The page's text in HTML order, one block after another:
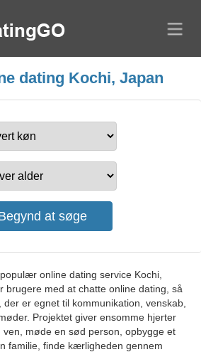
dating Kochi, Japan
online dating service Kochi,
brugere med at chatte online dating, så
er egnet til kommunikation, venskab,
Projektet giver ensomme hjerter
ven, møde en sød person, opbygge et
familie, finde kærligheden gennem